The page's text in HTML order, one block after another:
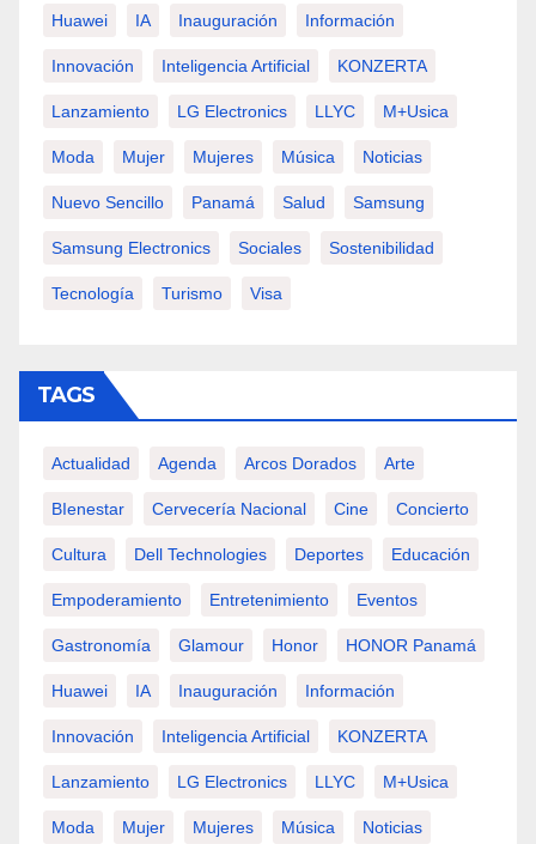
Huawei IA Inauguración Información
Innovación Inteligencia Artificial KONZERTA
Lanzamiento LG Electronics LLYC M+usica
Moda Mujer Mujeres Música Noticias
Nuevo Sencillo Panamá Salud Samsung
Samsung Electronics Sociales Sostenibilidad
Tecnología Turismo Visa
TAGS
Actualidad Agenda Arcos Dorados Arte
BIenestar Cervecería Nacional Cine Concierto
Cultura Dell Technologies Deportes Educación
Empoderamiento Entretenimiento Eventos
Gastronomía Glamour Honor HONOR Panamá
Huawei IA Inauguración Información
Innovación Inteligencia Artificial KONZERTA
Lanzamiento LG Electronics LLYC M+usica
Moda Mujer Mujeres Música Noticias